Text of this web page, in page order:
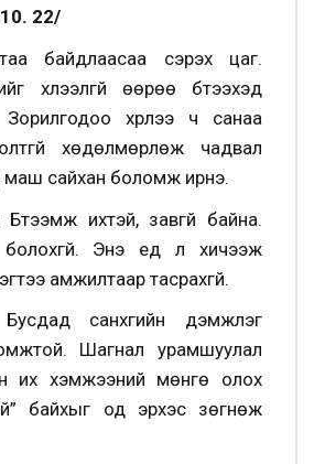
22/
байдлаасаа сэрэх цаг.
хүлээлгүй өөрөө бүтээхэд
хүрлээ ч санаа
хөдөлмөрлөж чадвал
маш сайхан боломж ирнэ.
Бүтээмж ихтэй, завгүй байна.
Энэ үед л хичээж
амжилтаар тасрахгүй.
Бусдад санхүүгийн дэмжлэг
Шагнал урамшуулал
их хэмжээний мөнгө олох
байхыг од эрхэс зөгнөж